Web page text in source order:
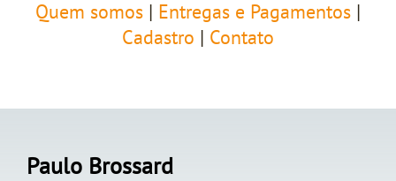
Quem somos Entregas e Pagamentos
Cadastro
Contato
Paulo Brossard